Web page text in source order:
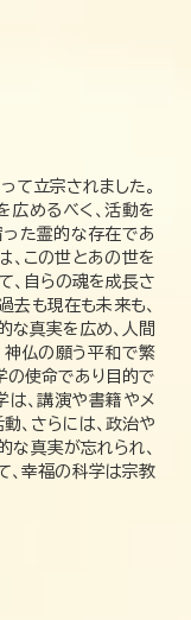
て立宗されました。
広めるべく、活動を
った霊的な存在であ
、この世とあの世を
、自らの魂を成長さ
去も現在も未来も、
な真実を広め、人間
神仏の願う平和で繁
の使命であり目的で
は、講演や書籍やメ
、さらには、政治や
な真実が忘れられ、
、幸福の科学は宗教